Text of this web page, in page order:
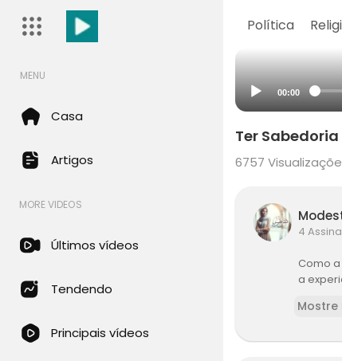
Política
MENU
Casa
Artigos
MORE VIDEOS
Últimos vídeos
Tendendo
Principais vídeos
00:00
Ter
6757
4
Como
a
Mostre